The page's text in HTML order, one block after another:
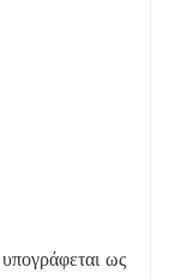
υπογράφεται ως